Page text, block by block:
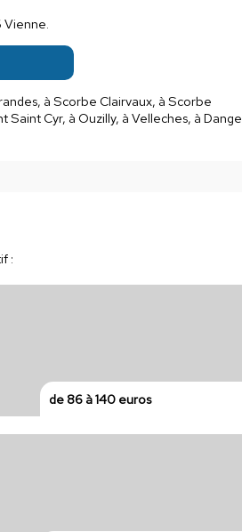
Vienne.
à Scorbe Clairvaux, à Scorbe
Cyr, à Ouzilly, à Velleches, à Dange
:
de 86 à 140 euros